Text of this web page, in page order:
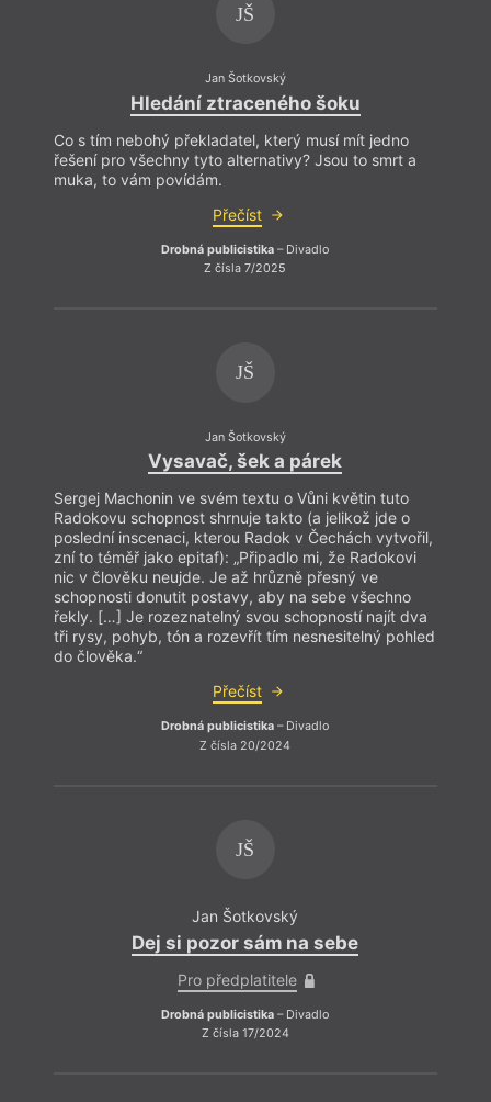
JŠ
Jan Šotkovský
Hledání ztraceného šoku
Co s tím nebohý překladatel, který musí mít jedno
řešení pro všechny tyto alternativy? Jsou to smrt a
muka, to vám povídám.
Přečíst
Drobná publicistika – Divadlo
Z čísla 7/2025
JŠ
Jan Šotkovský
Vysavač, šek a párek
Sergej Machonin ve svém textu o Vůni květin tuto
Radokovu schopnost shrnuje takto (a jelikož jde o
poslední inscenaci, kterou Radok v Čechách vytvořil,
zní to téměř jako epitaf): „Připadlo mi, že Radokovi
nic v člověku neujde. Je až hrůzně přesný ve
schopnosti donutit postavy, aby na sebe všechno
řekly. […] Je rozeznatelný svou schopností najít dva
tři rysy, pohyb, tón a rozevřít tím nesnesitelný pohled
do člověka.“
Přečíst
Drobná publicistika – Divadlo
Z čísla 20/2024
JŠ
Jan Šotkovský
Dej si pozor sám na sebe
Pro předplatitele
Drobná publicistika – Divadlo
Z čísla 17/2024